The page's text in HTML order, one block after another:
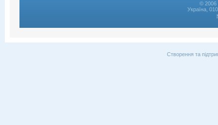
© 2006
Україна,
Створення та